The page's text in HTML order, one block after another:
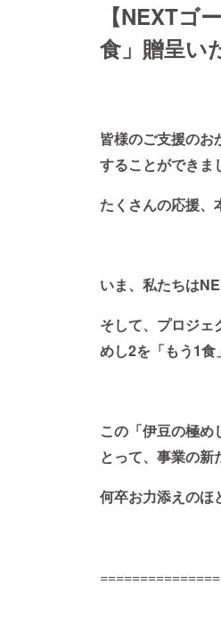
【NEXTゴ
食」贈呈い
皆様のご支援のお
することができま
たくさんの応援、
いま、私たちは
そして、プロジェ
めし2を「もう1食
この「伊豆の極
とって、事業の新
何卒お力添えのほ